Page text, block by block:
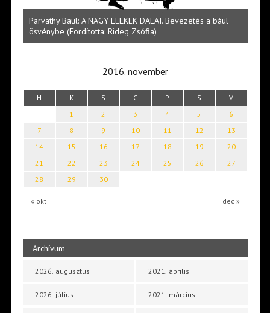
Halmai Tamás: Megválaszolt érintés. Leveles Ibolya költői
világa
2016. november
H K S C P S V
« okt dec »
1 2 3 4 5
6
7
8 9 10 11 12
13
14
15 16 17 18 19
20
21
22 23 24 25 26
27
28
29 30
Archívum
2026. augusztus
2026. július
2021. április
2021. március